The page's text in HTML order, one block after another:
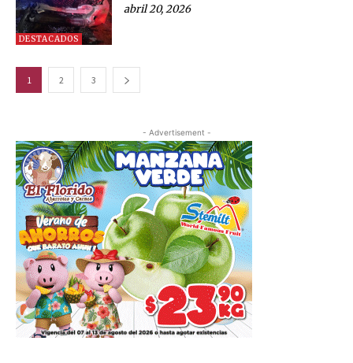
DESTACADOS
abril 20, 2026
1 2 3
- Advertisement -